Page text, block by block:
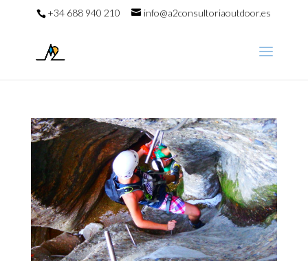
+34 688 940 210 info@a2consultoriaoutdoor.es